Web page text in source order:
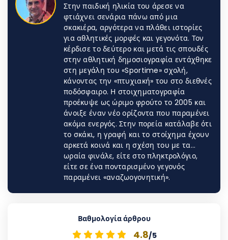
Στην παιδική ηλικία του άρεσε να
φτιάχνει σενάρια πάνω από μια
σκακιέρα, αργότερα να πλάθει ιστορίες
για αθλητικές μορφές και γεγονότα. Τον
κέρδισε το δεύτερο και μετά τις σπουδές
στην αθλητική δημοσιογραφία εντάχθηκε
στη μεγάλη του «Sportime» σχολή,
κάνοντας την «πτυχιακή» του στο διεθνές
ποδόσφαιρο. Η στοιχηματογραφία
προέκυψε ως ώριμο φρούτο το 2005 και
άνοιξε έναν νέο ορίζοντα που παραμένει
ακόμα ενεργός. Στην πορεία κατάλαβε ότι
το σκάκι, η γραφή και το στοίχημα έχουν
αρκετά κοινά και η σχέση του με τα…
ωραία φινάλε, είτε στο πληκτρολόγιο,
είτε σε ένα πονταρισμένο γεγονός
παραμένει «αναζωογονητική».
Βαθμολογία άρθρου
4.8/5